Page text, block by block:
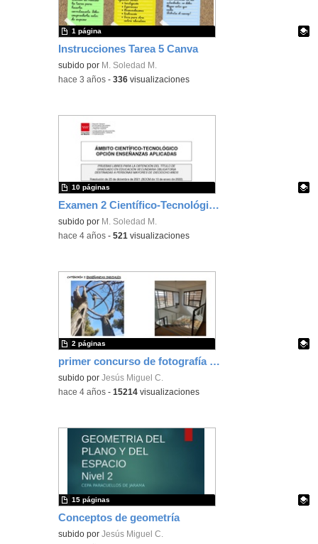
Instrucciones Tarea 5 Canva
Contenido educativo.
subido por M. Soledad M.
1 página
-hace 3 años -336 visualizaciones
Examen 2 Científico-Tecnológico Aplicadas
Contenido educativo.
subido por M. Soledad M.
10 páginas
-hace 4 años -521 visualizaciones
primer concurso de fotografía matemática
Contenido educativo.
subido porJesús Miguel C.
2 páginas
-hace 4 años -15214 visualizaciones
Conceptos de geometría
Contenido educativo.
subido porJesús Miguel C.
15 páginas